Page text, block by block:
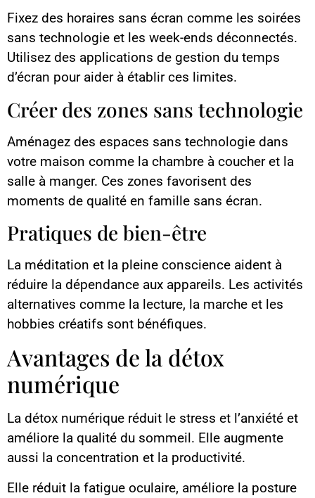
Fixez des horaires sans écran comme les soirées
sans technologie et les week-ends déconnectés.
Utilisez des applications de gestion du temps
d’écran pour aider à établir ces limites.
Créer des zones sans technologie
Aménagez des espaces sans technologie dans
votre maison comme la chambre à coucher et la
salle à manger. Ces zones favorisent des
moments de qualité en famille sans écran.
Pratiques de bien-être
La méditation et la pleine conscience aident à
réduire la dépendance aux appareils. Les activités
alternatives comme la lecture, la marche et les
hobbies créatifs sont bénéfiques.
Avantages de la détox
numérique
La détox numérique réduit le stress et l’anxiété et
améliore la qualité du sommeil. Elle augmente
aussi la concentration et la productivité.
Elle réduit la fatigue oculaire, améliore la posture